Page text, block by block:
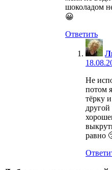
шоколадом
😀
Ответить
Не
потом
тёрку
равно